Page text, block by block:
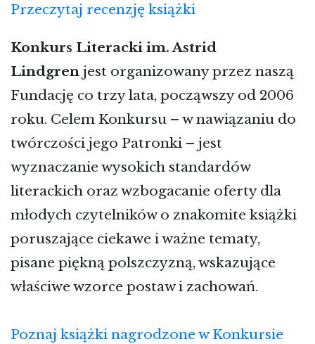
Przeczytaj recenzję książki
Konkurs Literacki im. Astrid
Lindgren jest organizowany przez naszą
Fundację co trzy lata, począwszy od 2006
roku. Celem Konkursu – w nawiązaniu do
twórczości jego Patronki – jest
wyznaczanie wysokich standardów
literackich oraz wzbogacanie oferty dla
młodych czytelników o znakomite książki
poruszające ciekawe i ważne tematy,
pisane piękną polszczyzną, wskazujące
właściwe wzorce postaw i zachowań.
Poznaj książki nagrodzone w Konkursie